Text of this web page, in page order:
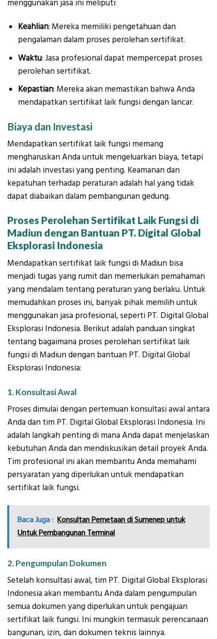
menggunakan jasa ini meliputi:
Keahlian: Mereka memiliki pengetahuan dan
pengalaman dalam proses perolehan sertifikat.
Waktu: Jasa profesional dapat mempercepat proses
perolehan sertifikat.
Kepastian: Mereka akan memastikan bahwa Anda
mendapatkan sertifikat laik fungsi dengan lancar.
Biaya dan Investasi
Mendapatkan sertifikat laik fungsi memang
mengharuskan Anda untuk mengeluarkan biaya, tetapi
ini adalah investasi yang penting. Keamanan dan
kepatuhan terhadap peraturan adalah hal yang tidak
dapat diabaikan dalam pembangunan gedung.
Proses Perolehan Sertifikat Laik Fungsi di
Madiun dengan Bantuan PT. Digital Global
Eksplorasi Indonesia
Mendapatkan sertifikat laik fungsi di Madiun bisa
menjadi tugas yang rumit dan memerlukan pemahaman
yang mendalam tentang peraturan yang berlaku. Untuk
memudahkan proses ini, banyak pihak memilih untuk
menggunakan jasa profesional, seperti PT. Digital Global
Eksplorasi Indonesia. Berikut adalah panduan singkat
tentang bagaimana proses perolehan sertifikat laik
fungsi di Madiun dengan bantuan PT. Digital Global
Eksplorasi Indonesia:
1. Konsultasi Awal
Proses dimulai dengan pertemuan konsultasi awal antara
Anda dan tim PT. Digital Global Eksplorasi Indonesia. Ini
adalah langkah penting di mana Anda dapat menjelaskan
kebutuhan Anda dan mendiskusikan detail proyek Anda.
Tim profesional ini akan membantu Anda memahami
persyaratan yang diperlukan untuk mendapatkan
sertifikat laik fungsi.
Baca Juga : Konsultan Pemetaan di Sumenep untuk
Untuk Pembangunan Terminal
2. Pengumpulan Dokumen
Setelah konsultasi awal, tim PT. Digital Global Eksplorasi
Indonesia akan membantu Anda dalam pengumpulan
semua dokumen yang diperlukan untuk pengajuan
sertifikat laik fungsi. Ini mungkin termasuk perencanaan
bangunan, izin, dan dokumen teknis lainnya.